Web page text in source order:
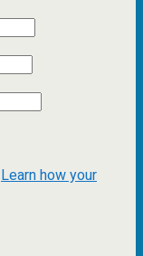
Learn how your